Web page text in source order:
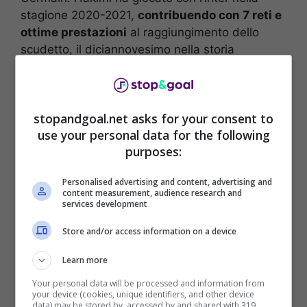
stagione 2020-2021, contribuendo con 7 reti e
ottime prestazioni al raggiungimento dello
scudetto, il diciannovesimo nella storia
Hakimi non torna all’Inter: su di lui il Manchester City – Foto
ANSA – Stopandgoal.net
stopandgoal.net asks for your consent to
use your personal data for the following
purposes:
Personalised advertising and content, advertising and
content measurement, audience research and
services development
Store and/or access information on a device
Learn more
Your personal data will be processed and information from
your device (cookies, unique identifiers, and other device